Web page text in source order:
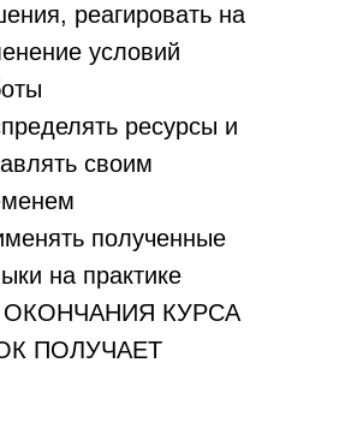
реагировать на
условий
ресурсы и
своим
полученные
на практике
КУРСА
ПОЛУЧАЕТ